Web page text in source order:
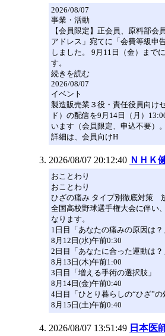
2026/08/07
事業・活動
【会員限定】正会員、原料部会
アドレス」宛てに「会費等級申
しました。 9月11日（金）まで
す。
続きを読む
2026/08/07
イベント
製造販売業３役・責任役員向け
ド）の配信を9月14日（月）
います（会員限定、申込不要）。
詳細は、会員向けH
2026/08/07 20:12:40 ＮＨＫ
おことわり
おことわり
ひざの痛み タイプ別徹底対策
全国高校野球選手権大会に伴い
なります。
1日目「あなたの痛みの原因は？
8月12日(水)午前0:30
2日目「あなたに合った運動は？
8月13日(木)午前1:00
3日目「増える手術の選択肢」
8月14日(金)午前0:40
4日目「ひとり暮らしの“ひざ”の
8月15日(土)午前0:40
2026/08/07 13:51:49 日本医